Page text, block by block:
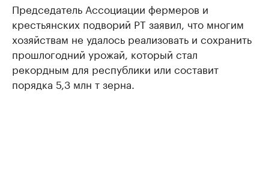
Председатель Ассоциации фермеров и
крестьянских подворий РТ заявил, что многим
хозяйствам не удалось реализовать и сохранить
прошлогодний урожай, который стал
рекордным для республики или составит
порядка 5,3 млн т зерна.